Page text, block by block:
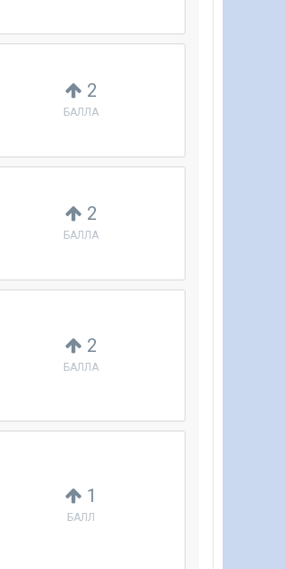
2
БАЛЛА
2
БАЛЛА
2
БАЛЛА
1
БАЛЛ